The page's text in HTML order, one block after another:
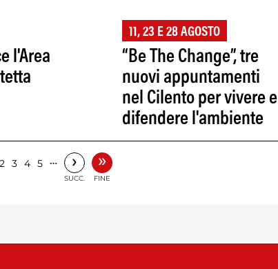
l'Area
11, 23 E 28 AGOSTO
“Be The Change”, tre
nuovi appuntamenti
nel Cilento per vivere e
difendere l'ambiente
2 3 4 5 … ›
SUCC.
»
FINE